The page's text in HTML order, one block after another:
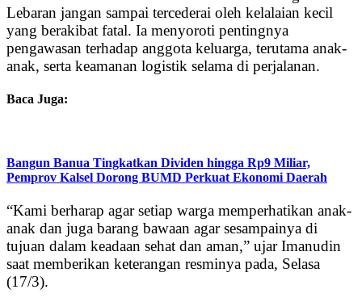
Lebaran jangan sampai tercederai oleh kelalaian kecil
yang berakibat fatal. Ia menyoroti pentingnya
pengawasan terhadap anggota keluarga, terutama anak-
anak, serta keamanan logistik selama di perjalanan.
Baca Juga:
Bangun Banua Tingkatkan Dividen hingga Rp9 Miliar,
Pemprov Kalsel Dorong BUMD Perkuat Ekonomi Daerah
“Kami berharap agar setiap warga memperhatikan anak-
anak dan juga barang bawaan agar sesampainya di
tujuan dalam keadaan sehat dan aman,” ujar Imanudin
saat memberikan keterangan resminya pada, Selasa
(17/3).